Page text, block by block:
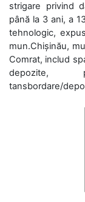
strigare privind
până la 3 ani, a
tehnologic,
mun.Chișinău,
Comrat, includ
depozite,
tansbordare/